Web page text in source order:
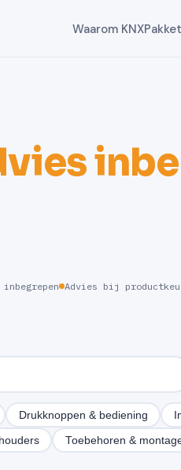
Waarom KNX
Advies bij
Drukknoppen & bediening
Toebehoren &